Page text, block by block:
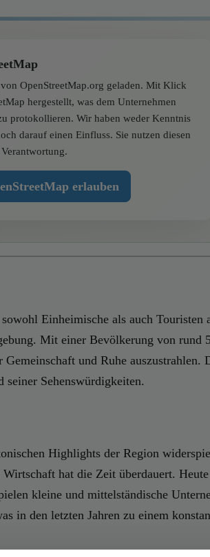
OpenStreetMap.org geladen. Mit Klick
hergestellt, was dem Unternehmen
protokollieren. Wir haben weder Kenntnis
darauf einen Einfluss. Sie nutzen diesen
erlauben
Einheimische als auch
Mit einer Bevölkerung von
und Ruhe
Sehenswürdigkeiten.
Highlights der Region
hat die Zeit überdauert.
kleine und mittelständische
den letzten Jahren zu einem